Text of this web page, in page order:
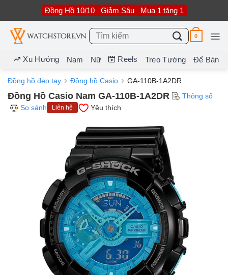
nội
dung
Đồng Hồ 10/10 Giảm Sâu Mua 1 tặng 1
Tìm
kiếm:
0
Xu Hướng Nam Nữ Reels Treo Tường Để Bàn
Đồng hồ đeo tay Đồng hồ Casio GA-110B-1A2DR
Đồng Hồ Casio Nam GA-110B-1A2DR
Thông số
So sánh
Liên hệ Yêu thích